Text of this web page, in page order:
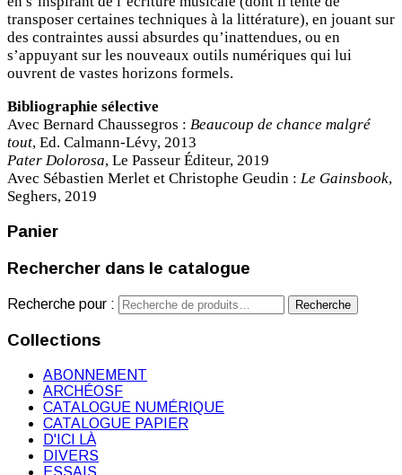
transposer certaines techniques à la littérature), en jouant sur
des contraintes aussi absurdes qu’inattendues, ou en
s’appuyant sur les nouveaux outils numériques qui lui
ouvrent de vastes horizons formels.
Bibliographie sélective
Avec Bernard Chaussegros : Beaucoup de chance malgré
tout, Ed. Calmann-Lévy, 2013
Pater Dolorosa, Le Passeur Éditeur, 2019
Avec Sébastien Merlet et Christophe Geudin : Le Gainsbook,
Seghers, 2019
Panier
Rechercher dans le catalogue
Recherche pour : Recherche
Collections
ABONNEMENT
ARCHÉOSF
CATALOGUE NUMÉRIQUE
CATALOGUE PAPIER
D'ICI LÀ
DIVERS